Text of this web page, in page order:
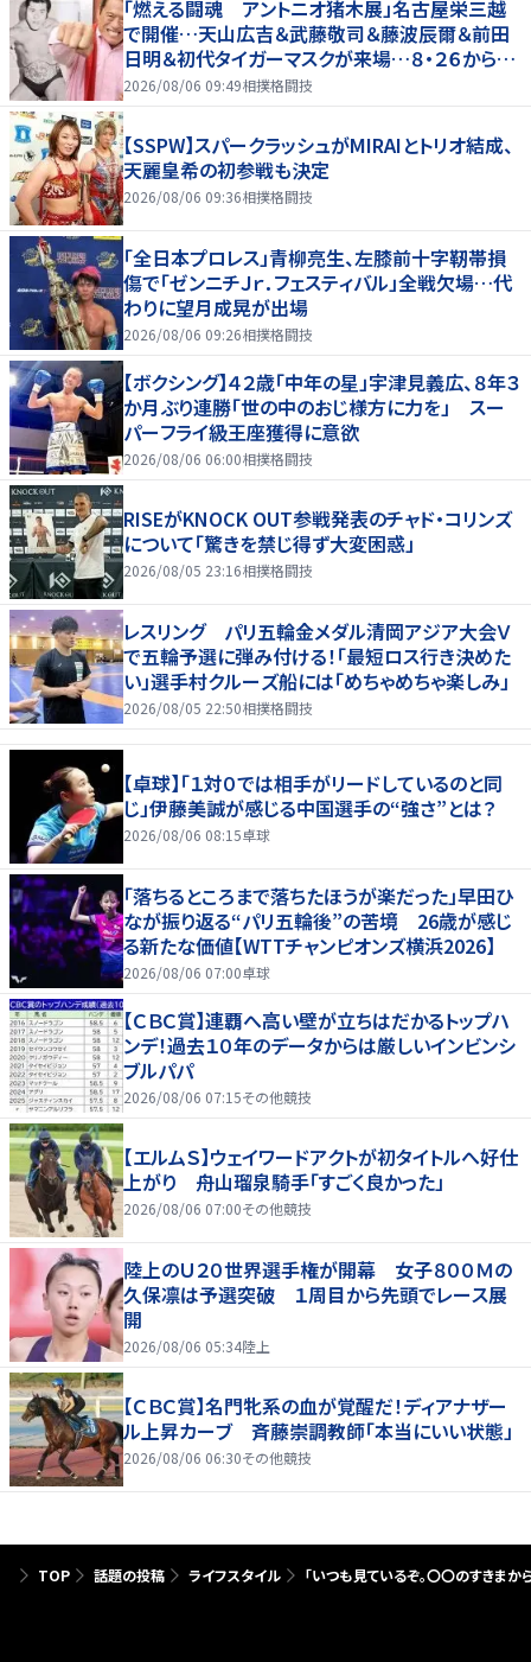
「燃える闘魂 アントニオ猪木展」名古屋栄三越
で開催…天山広吉＆武藤敬司＆藤波辰爾＆前田
日明＆初代タイガーマスクが来場…８・２６から９・
７まで
2026/08/06 09:49相撲格闘技
【SSPW】スパークラッシュがMIRAIとトリオ結成、
天麗皇希の初参戦も決定
2026/08/06 09:36相撲格闘技
「全日本プロレス」青柳亮生、左膝前十字靭帯損
傷で「ゼンニチＪｒ．フェスティバル」全戦欠場…代
わりに望月成晃が出場
2026/08/06 09:26相撲格闘技
【ボクシング】４２歳「中年の星」宇津見義広、８年３
か月ぶり連勝「世の中のおじ様方に力を」 スー
パーフライ級王座獲得に意欲
2026/08/06 06:00相撲格闘技
RISEがKNOCK OUT参戦発表のチャド・コリンズ
について「驚きを禁じ得ず大変困惑」
2026/08/05 23:16相撲格闘技
レスリング パリ五輪金メダル清岡アジア大会Ｖ
で五輪予選に弾み付ける！「最短ロス行き決めた
い」選手村クルーズ船には「めちゃめちゃ楽しみ」
2026/08/05 22:50相撲格闘技
【卓球】「１対０では相手がリードしているのと同
じ」伊藤美誠が感じる中国選手の“強さ”とは？
2026/08/06 08:15卓球
「落ちるところまで落ちたほうが楽だった」早田ひ
なが振り返る“パリ五輪後”の苦境 26歳が感じ
る新たな価値【WTTチャンピオンズ横浜2026】
2026/08/06 07:00卓球
【ＣＢＣ賞】連覇へ高い壁が立ちはだかるトップハ
ンデ！過去１０年のデータからは厳しいインビンシ
ブルパパ
2026/08/06 07:15その他競技
【エルムＳ】ウェイワードアクトが初タイトルへ好仕
上がり 舟山瑠泉騎手「すごく良かった」
2026/08/06 07:00その他競技
陸上のＵ２０世界選手権が開幕 女子８００Ｍの
久保凛は予選突破 １周目から先頭でレース展
開
2026/08/06 05:34陸上
【ＣＢＣ賞】名門牝系の血が覚醒だ！ディアナザー
ル上昇カーブ 斉藤崇調教師「本当にいい状態」
2026/08/06 06:30その他競技
TOP 話題の投稿 ライフスタイル 「いつも見ているぞ。〇〇のすきま